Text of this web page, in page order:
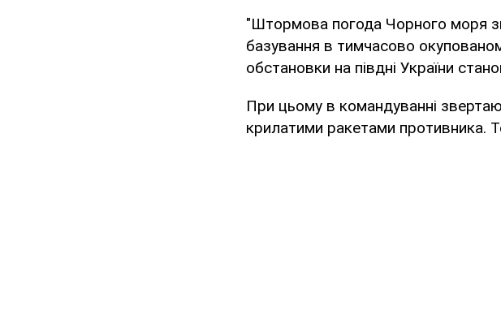
"Штормова погода Чорного моря
базування в тимчасово
обстановки на півдні України
При цьому в командуванні
крилатими ракетами противника.